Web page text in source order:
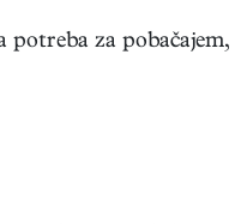
za pobačajem,